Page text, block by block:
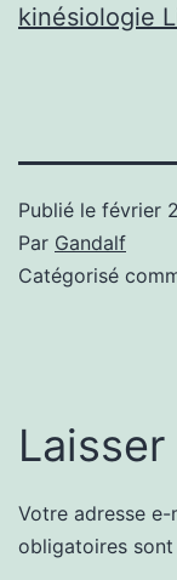
kinésiologie
Publié le février
Par Gandalf
Catégorisé
Votre adresse e-
obligatoires